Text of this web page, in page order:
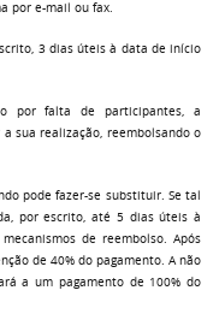
por e-mail ou fax.
3 dias úteis à data de início
por falta de participantes, a
sua realização, reembolsando o
pode fazer-se substituir. Se tal
por escrito, até 5 dias úteis à
de reembolso. Após
de 40% do pagamento. A não
a um pagamento de 100% do